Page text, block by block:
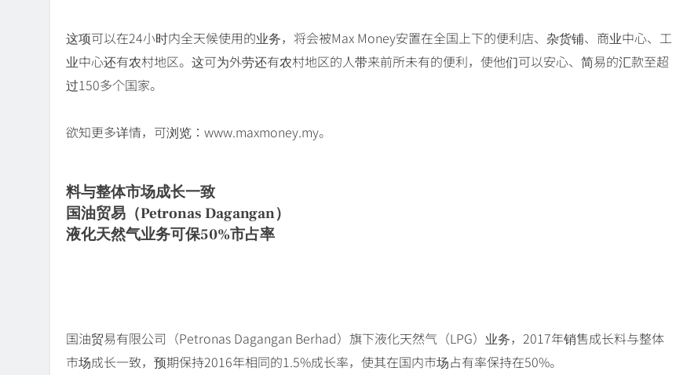
这项可以在24小时内全天候使用的业务，将会被Max Money安置在全国上下的便利店、杂货铺、商业中心、工
业中心还有农村地区。这可为外劳还有农村地区的人带来前所未有的便利，使他们可以安心、简易的汇款至超
过150多个国家。
欲知更多详情，可浏览：www.maxmoney.my。
料与整体市场成长一致
国油贸易（Petronas Dagangan）
液化天然气业务可保50%市占率
国油贸易有限公司（Petronas Dagangan Berhad）旗下液化天然气（LPG）业务，2017年销售成长料与整体
市场成长一致，预期保持2016年相同的1.5%成长率，使其在国内市场占有率保持在50%。